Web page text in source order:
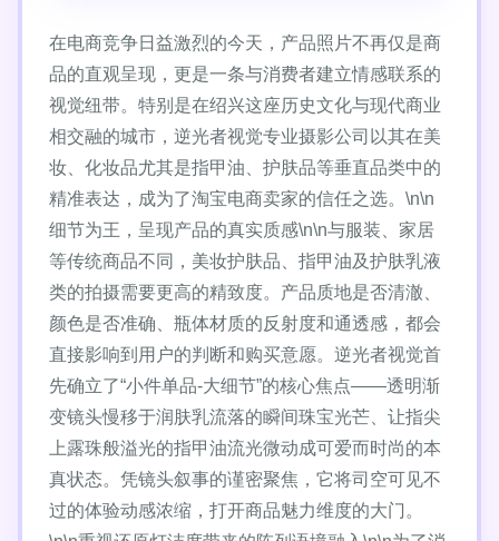
在电商竞争日益激烈的今天，产品照片不再仅是商
品的直观呈现，更是一条与消费者建立情感联系的
视觉纽带。特别是在绍兴这座历史文化与现代商业
相交融的城市，逆光者视觉专业摄影公司以其在美
妆、化妆品尤其是指甲油、护肤品等垂直品类中的
精准表达，成为了淘宝电商卖家的信任之选。\n\n
细节为王，呈现产品的真实质感\n\n与服装、家居
等传统商品不同，美妆护肤品、指甲油及护肤乳液
类的拍摄需要更高的精致度。产品质地是否清澈、
颜色是否准确、瓶体材质的反射度和通透感，都会
直接影响到用户的判断和购买意愿。逆光者视觉首
先确立了“小件单品-大细节”的核心焦点——透明渐
变镜头慢移于润肤乳流落的瞬间珠宝光芒、让指尖
上露珠般溢光的指甲油流光微动成可爱而时尚的本
真状态。凭镜头叙事的谨密聚焦，它将司空可见不
过的体验动感浓缩，打开商品魅力维度的大门。